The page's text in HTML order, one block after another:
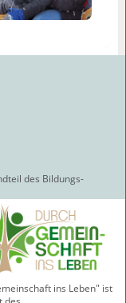
des Bildungs-
ins Leben" ist